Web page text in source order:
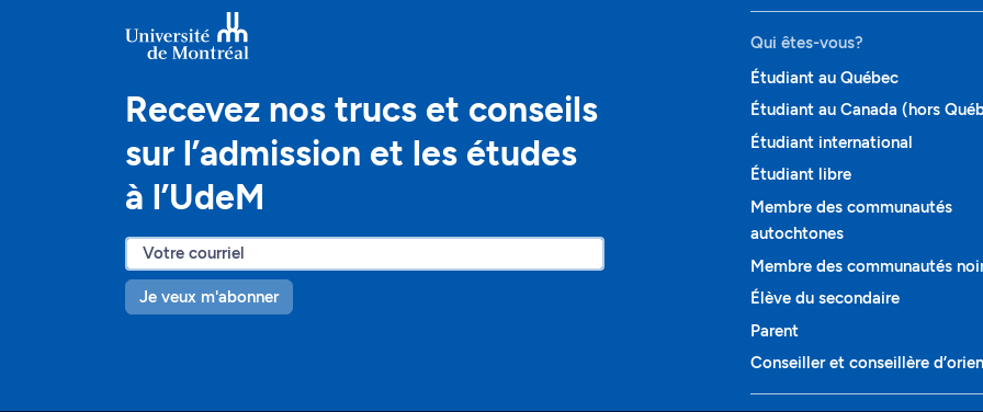
Recevez nos trucs et conseils
sur l’admission et les études
à l’UdeM
Je veux m'abonner
Qui êtes-vous?
Étudiant au Québec
Étudiant au Canada (hors
Étudiant international
Étudiant libre
Membre des communautés
autochtones
Membre des communautés
Élève du secondaire
Parent
Conseiller et conseillère